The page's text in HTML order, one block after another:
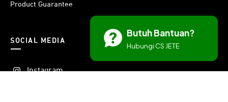
Product Guarantee
SOCIAL MEDIA
Instagram
Butuh Bantuan?
Hubungi CS JETE